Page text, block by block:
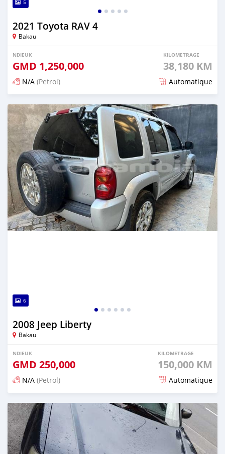
5
2021 Toyota RAV 4
Bakau
NDIEUK
GMD 1,250,000
KILOMETRAGE
38,180 KM
N/A (Petrol) Automatique
Dougal na niou ko depuis 27 days
6
2008 Jeep Liberty
Bakau
NDIEUK
GMD 250,000
KILOMETRAGE
150,000 KM
N/A (Petrol) Automatique
Dougal na niou ko depuis 27 days